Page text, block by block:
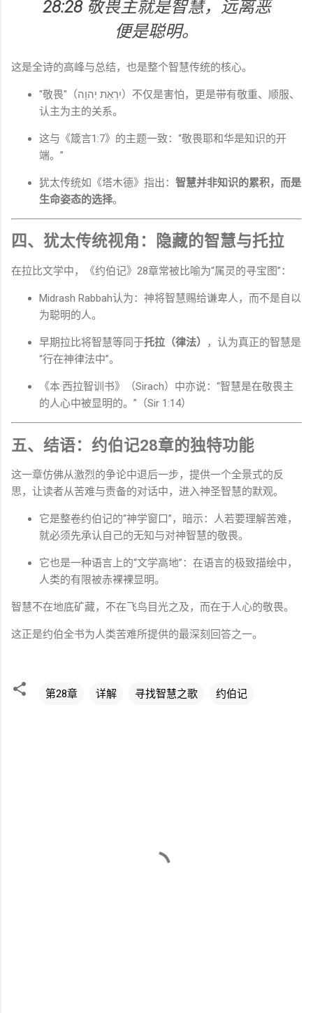
28:28敬畏主就是智慧，远离恶
便是聪明。
这是全诗的高峰与总结，也是整个智慧传统的核心。
"敬畏"（יִרְאַת יְהוָה）不仅是害怕，更是带有敬重、顺服、
认主为主的关系。
这与《箴言1:7》的主题一致：“敬畏耶和华是知识的开
端。”
犹太传统如《塔木德》指出： 智慧并非知识的累积，而是
生命姿态的选择。
四、犹太传统视角：隐藏的智慧与托拉
在拉比文学中，《约伯记》28章常被比喻为“属灵的寻宝图”：
Midrash Rabbah认为：神将智慧赐给谦卑人，而不是自以
为聪明的人。
早期拉比将智慧等同于托拉（律法）
，认为真正的智慧是
“行在神律法中”。
《本·西拉智训书》（Sirach）中亦说：“智慧是在敬畏主
的人心中被显明的。”（Sir 1:14）
五、结语：约伯记28章的独特功能
这一章仿佛从激烈的争论中退后一步，提供一个全景式的反
思，让读者从苦难与责备的对话中，进入神圣智慧的默观。
它是整卷约伯记的“神学窗口”，暗示：人若要理解苦难，
就必须先承认自己的无知与对神智慧的敬畏。
它也是一种语言上的“文学高地”：在语言的极致描绘中，
人类的有限被赤裸裸显明。
智慧不在地底矿藏，不在飞鸟目光之及，而在于人心的敬畏。
这正是约伯全书为人类苦难所提供的最深刻回答之一。
第28章 详解 寻找智慧之歌 约伯记